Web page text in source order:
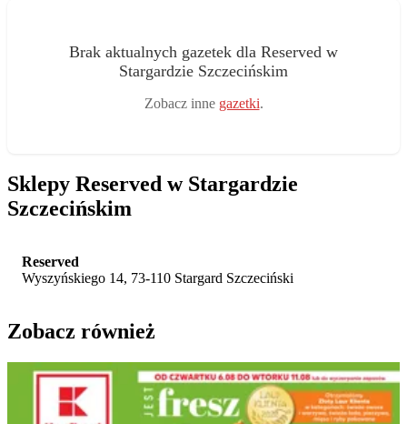
Brak aktualnych gazetek dla Reserved w
Stargardzie Szczecińskim
Zobacz inne gazetki.
Sklepy Reserved w Stargardzie
Szczecińskim
Reserved
Wyszyńskiego 14, 73-110 Stargard Szczeciński
Zobacz również